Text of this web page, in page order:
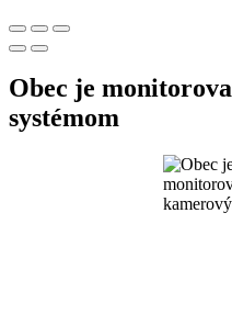
Obec je
systémom